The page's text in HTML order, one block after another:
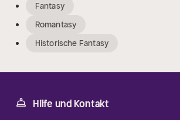
Fantasy
Romantasy
Historische Fantasy
Hilfe und Kontakt